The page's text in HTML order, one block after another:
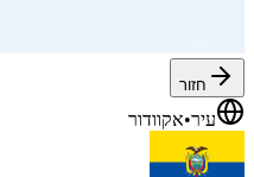
חזור
עיר•אקוודור